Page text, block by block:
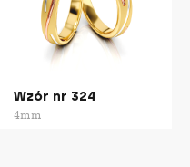
Wzór nr 324
4mm